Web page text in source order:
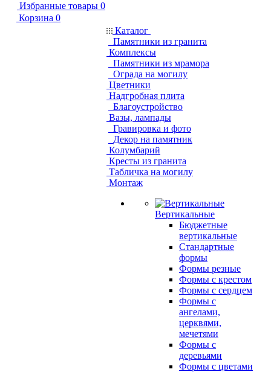
Избранные товары 0
Корзина 0
Каталог
Памятники из гранита
Комплексы
Памятники из мрамора
Ограда на могилу
Цветники
Надгробная плита
Благоустройство
Вазы, лампады
Гравировка и фото
Декор на памятник
Колумбарий
Кресты из гранита
Табличка на могилу
Монтаж
Вертикальные
Бюджетные
вертикальные
Стандартные
формы
Формы резные
Формы с крестом
Формы с сердцем
Формы с
ангелами,
церквями,
мечетями
Формы с
деревьями
Формы с цветами